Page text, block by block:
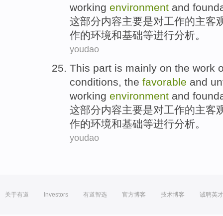
working environment and
这部分内容主要是对工作的主客
作的环境和基础等进行分析。
youdao
This part is mainly on the work
conditions, the favorable and
working environment and
这部分内容主要是对工作的主客
作的环境和基础等进行分析。
youdao
关于有道 Investors 有道智选 官方博客 技术博客 诚聘英才